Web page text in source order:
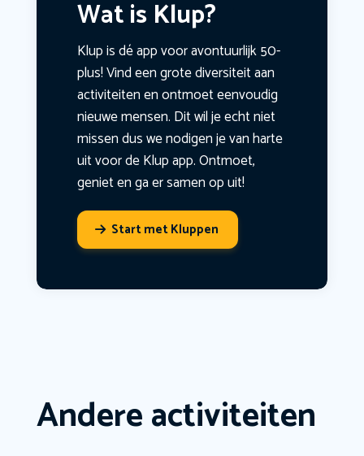
Wat is Klup?
Klup is dé app voor avontuurlijk 50-
plus! Vind een grote diversiteit aan
activiteiten en ontmoet eenvoudig
nieuwe mensen. Dit wil je echt niet
missen dus we nodigen je van harte
uit voor de Klup app. Ontmoet,
geniet en ga er samen op uit!
Start met Kluppen
Andere activiteiten